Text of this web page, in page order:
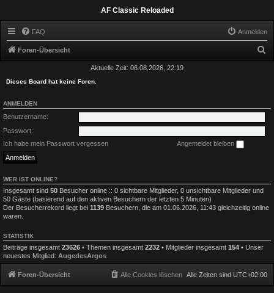
AF Classic Reloaded
FAQ Anmelden
Foren-Übersicht
e
Aktuelle Zeit: 06.08.2026, 22:19
Dieses Board hat keine Foren.
ANMELDEN
Benutzername:
Passwort:
Ich habe mein Passwort vergessen
Angemeldet bleiben
WER IST ONLINE?
Insgesamt sind 50 Besucher online :: 0 sichtbare Mitglieder, 0 unsichtbare Mitglieder und
50 Gäste (basierend auf den aktiven Besuchern der letzten 5 Minuten)
Der Besucherrekord liegt bei 1139 Besuchern, die am 01.06.2026, 11:43 gleichzeitig online
waren.
STATISTIK
Beiträge insgesamt 23626 • Themen insgesamt 2232 • Mitglieder insgesamt 154 • Unser
neuestes Mitglied: AugedesArgos
Foren-Übersicht Alle Zeiten sind UTC+02:00
Alle Cookies löschen